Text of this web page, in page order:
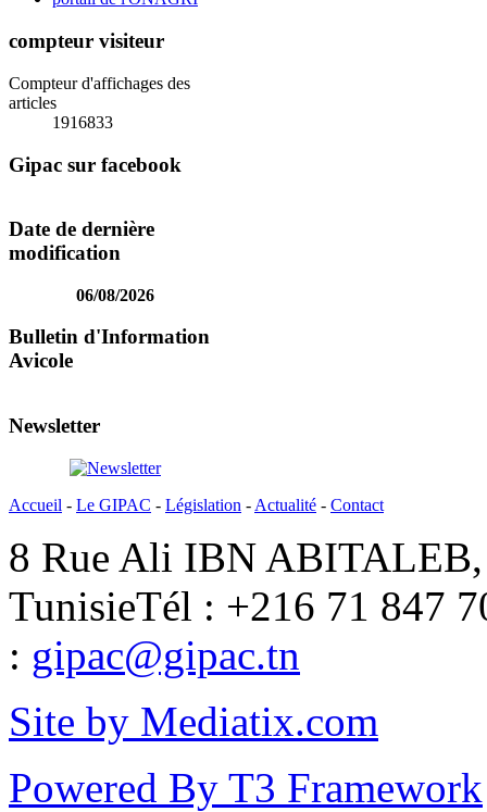
compteur visiteur
Compteur d'affichages des
articles
1916833
Gipac sur facebook
Date de dernière
modification
06/08/2026
Bulletin d'Information
Avicole
Newsletter
Accueil - Le GIPAC - Législation - Actualité - Contact
8 Rue Ali IBN ABITALEB,
TunisieTél : +216 71 847
: gipac@gipac.tn
Site by Mediatix.com
Powered By T3 Framework